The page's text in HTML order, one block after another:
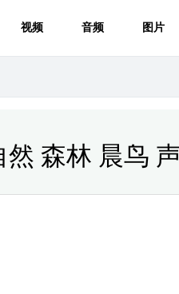
视频 音频 图片
然 森林 晨鸟